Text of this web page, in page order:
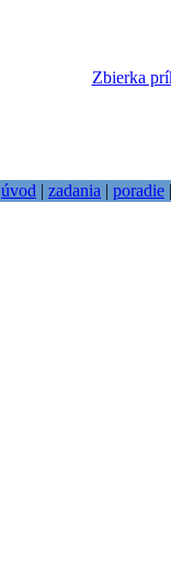
Zbierka
úvod | zadania | poradie